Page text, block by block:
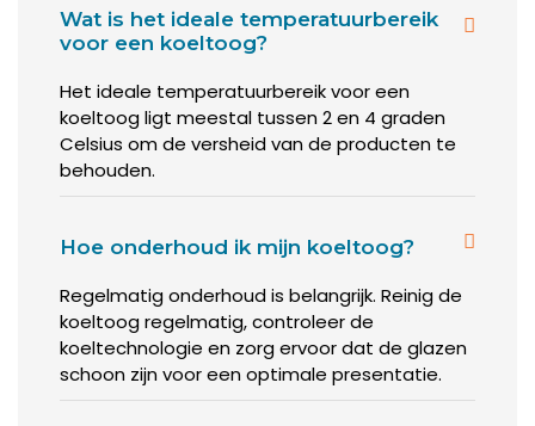
Bij statische koeling is het lastig om de producten op de
juiste temperatuur te houden. U kunt dan uw producten
Worden er constant producten uit de toonbank gepakt en
weer aangevuld? Dan schommelt de temperatuur continu.
visboer bent, is dat natuurlijk belangrijk.
Bij geforceerde koeling blijven uw producten heel goed op
temperatuur. Dat wil zeggen: als u het juiste formaat heeft,
en de juiste koelcapaciteit. Ook verbruikt een koeltoonbank
met geforceerde koeling normaal gesproken minder
energie dan een statische koeltoog.
Wat is het ideale temperatuurbereik
voor een koeltoog?
Het ideale temperatuurbereik voor een
koeltoog ligt meestal tussen 2 en 4 graden
Celsius om de versheid van de producten te
behouden.
Hoe onderhoud ik mijn koeltoog?
Regelmatig onderhoud is belangrijk. Reinig de
koeltoog regelmatig, controleer de
koeltechnologie en zorg ervoor dat de glazen
schoon zijn voor een optimale presentatie.